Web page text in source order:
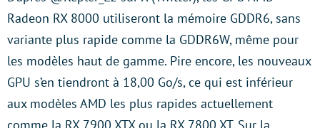
Radeon RX 8000 utiliseront la mémoire GDDR6, sans
variante plus rapide comme la GDDR6W, même pour
les modèles haut de gamme. Pire encore, les nouveaux
GPU s’en tiendront à 18,00 Go/s, ce qui est inférieur
aux modèles AMD les plus rapides actuellement
comme la RX 7900 XTX ou la RX 7800 XT. Sur la